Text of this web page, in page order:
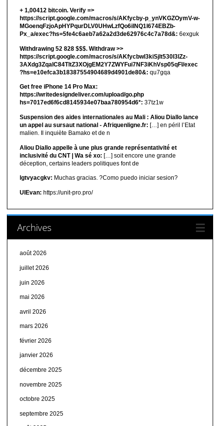
+ 1,00412 bitсоin. Verify =>
https://script.google.com/macros/s/AKfycby-p_ynVKGZOymV-w-
MGoenqFzjoApHYPqurDLV0UHwLzfQo6ilNQ1l674EBZb-
Px_a/exec?hs=5fe4c6aeb7a62a2d3de62976c4c7a78d&: 6exguk
Withdrawing 52 828 $$$. Withdrаw >>
https://script.google.com/macros/s/AKfycbwl3kiSjlt530I3lZz-
3AXdg3ZqalC84TltZ3XOjgEM2Y7ZWYFui7NF3iKhVsp05qFl/exec
?hs=e10efca3b18387554904689d4901de80&: qu7gqa
Get free iPhone 14 Pro Max:
https://writedesigndeliver.com/upload/go.php
hs=7017ed6f6cd8145934e07baa780954d6*: 37tz1w
Suspension des aides internationales au Mali : Aliou Diallo lance
un appel au sursaut national - Afriquenligne.fr: […] en péril l’Etat
malien. Il inquiète Bamako et de n
Aliou Diallo appelle à une plus grande représentativité et
inclusivité du CNT | Wa sé xo: […] soit encore une grande
déception, certains leaders politiques font de
lgtvyacgkv: Muchas gracias. ?Como puedo iniciar sesion?
UIEvan: https://unit-pro.pro/
Archives
août 2026
juillet 2026
juin 2026
mai 2026
avril 2026
mars 2026
février 2026
janvier 2026
décembre 2025
novembre 2025
octobre 2025
septembre 2025